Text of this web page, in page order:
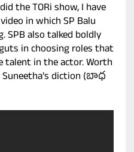
the TORi show, I have
in which SP Balu
SPB also talked boldly
in choosing roles that
talent in the actor. Worth
Suneetha’s diction (బాధ